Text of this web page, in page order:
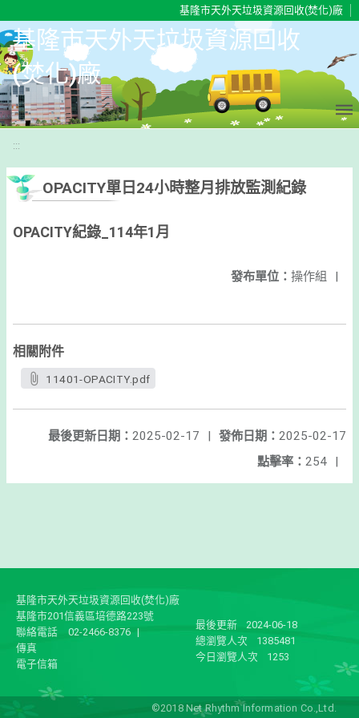
基隆市天外天垃圾資源回收(焚化)廠
基隆市天外天垃圾資源回收
(焚化)廠
:::
OPACITY單日24小時整月排放監測紀錄
OPACITY紀錄_114年1月
發布單位： 操作組 |
相關附件
11401-OPACITY.pdf
發佈日期： 2025-02-17
最後更新日期： 2025-02-17
|
點擊率： 254 |
基隆市天外天垃圾資源回收(焚化)廠
基隆市201信義區培德路223號
聯絡電話
02-2466-8376 |
傳真
電子信箱
最後更新
2024-06-18
總瀏覽人次
1385481
今日瀏覽人次
1253
©2018 Net Rhythm Information Co.,Ltd.